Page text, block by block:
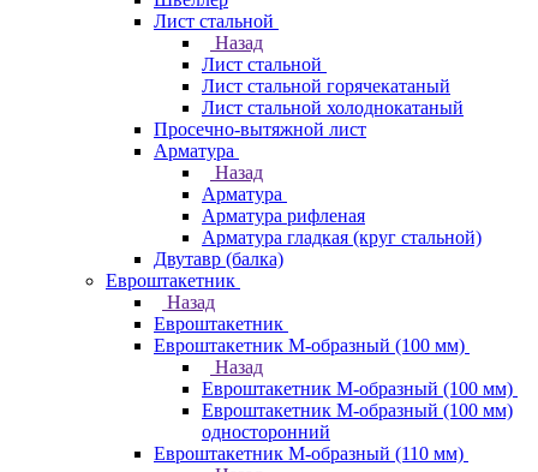
Лист стальной
Назад
Лист стальной
Лист стальной горячекатаный
Лист стальной холоднокатаный
Просечно-вытяжной лист
Арматура
Назад
Арматура
Арматура рифленая
Арматура гладкая (круг стальной)
Двутавр (балка)
Евроштакетник
Назад
Евроштакетник
Евроштакетник М-образный (100 мм)
Назад
Евроштакетник М-образный (100 мм)
Евроштакетник М-образный (100 мм)
односторонний
Евроштакетник М-образный (110 мм)